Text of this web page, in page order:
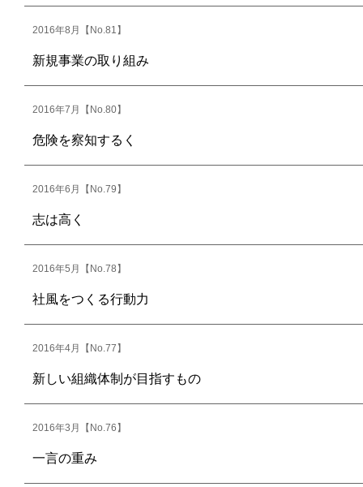
2016年8月【No.81】
新規事業の取り組み
2016年7月【No.80】
危険を察知するく
2016年6月【No.79】
志は高く
2016年5月【No.78】
社風をつくる行動力
2016年4月【No.77】
新しい組織体制が目指すもの
2016年3月【No.76】
一言の重み